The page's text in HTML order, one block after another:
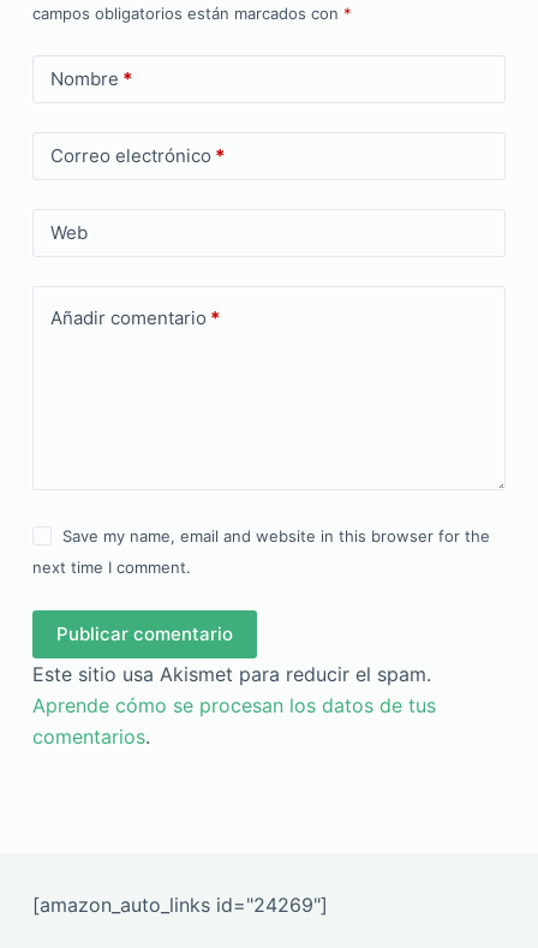
campos obligatorios están marcados con *
Nombre *
Correo electrónico *
Web
Añadir comentario *
Save my name, email and website in this browser for the
next time I comment.
Publicar comentario
Este sitio usa Akismet para reducir el spam.
Aprende cómo se procesan los datos de tus
comentarios.
[amazon_auto_links id="24269"]